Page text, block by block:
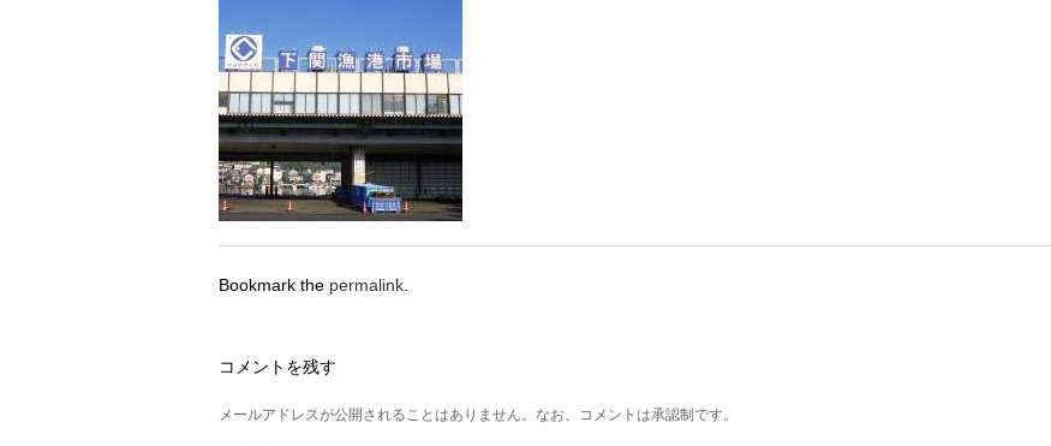
Bookmark the permalink
コメントを残す
メールアドレスが公開されることはありません。なお、コメントは承認制です。